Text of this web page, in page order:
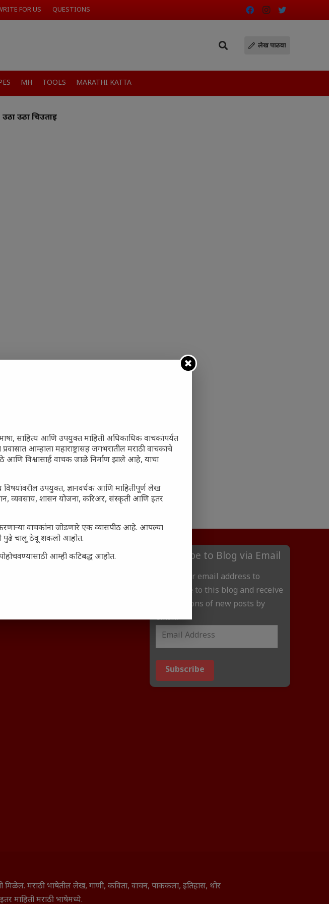
FOR US QUESTIONS
लेख पाठवा
MH TOOLS MARATHI KATTA
उठा उठा चिउताई
Subscribe to Blog via Email
Enter your email address to
subscribe to this blog and receive
notifications of new posts by
email.
Subscribe
मिळेल. मराठी भाषेतील लेख, गाणी, कविता, वाचन, पाककला, इतिहास, थोर
माहिती मराठी भाषेमध्ये.
साहित्य आणि उपयुक्त माहिती अधिकाधिक वाचकांपर्यंत
आम्हाला महाराष्ट्रासह जगभरातील मराठी वाचकांचे
विश्वासार्ह वाचक जाळे निर्माण झाले आहे, याचा
उपयुक्त, ज्ञानवर्धक आणि माहितीपूर्ण लेख
व्यवसाय, शासन योजना, करिअर, संस्कृती आणि इतर
वाचकांना जोडणारे एक व्यासपीठ आहे. आपल्या
पुढे चालू ठेवू शकलो आहोत.
आम्ही कटिबद्ध आहोत.